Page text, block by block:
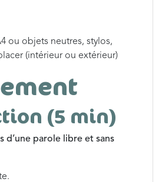
ou objets neutres, stylos,
(intérieur ou extérieur)
(5 min)
d’une parole libre et sans